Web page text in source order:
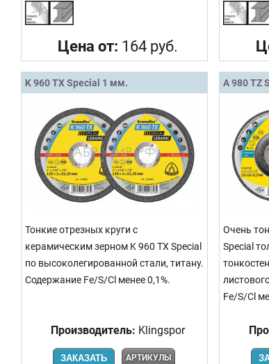
Цена от: 164 руб.
K 960 TX Special 1 мм.
Тонкие отрезных круги с
керамическим зерном K 960 TX Special
по высоколегированной стали, титану.
Содержание Fe/S/Cl менее 0,1%.
Производитель: Klingspor
ЗАКАЗАТЬ АРТИКУЛЫ
A 980 TZ
Очень
Special
Fe/S/Cl